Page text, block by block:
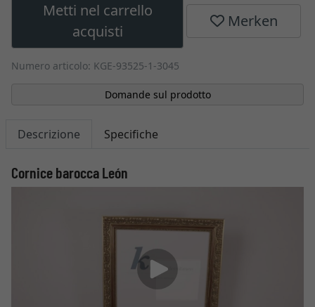
Metti nel carrello
acquisti
Merken
Numero articolo: KGE-93525-1-3045
Domande sul prodotto
Descrizione Specifiche
Cornice barocca León